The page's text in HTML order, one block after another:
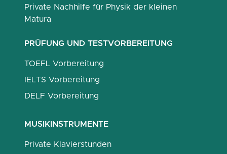
Private Nachhilfe für Physik der kleinen
Matura
PRÜFUNG UND TESTVORBEREITUNG
TOEFL Vorbereitung
IELTS Vorbereitung
DELF Vorbereitung
MUSIKINSTRUMENTE
Private Klavierstunden